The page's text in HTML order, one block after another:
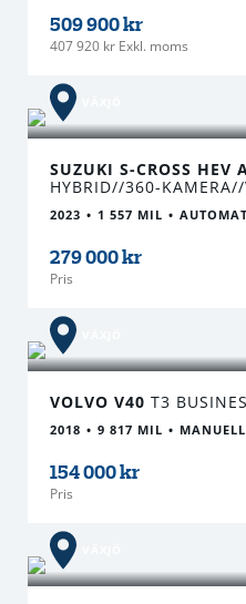
509 900 kr
407 920 kr Exkl. moms
SUZUKI S-CROSS HEV
HYBRID//360-
2023 1 557 MIL
279 000 kr
Pris
VOLVO V40 T3
2018 9 817 MIL MANUELL
154 000 kr
Pris